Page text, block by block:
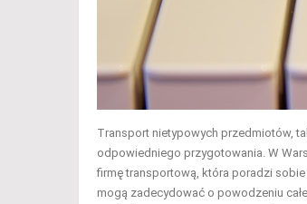
Transport nietypowych przedmiotów,
odpowiedniego przygotowania. W
firmę transportową, która poradzi
mogą zadecydować o powodzeniu